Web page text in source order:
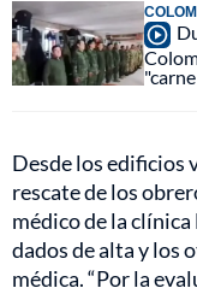
Desde los edificios
rescate de los
médico de la
dados de alta y los
médica. “Por la